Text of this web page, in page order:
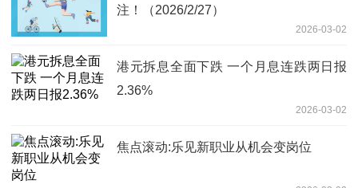
注！（2026/2/27）
2026-03-02
港元拆息全面下跌 一个月息连跌两日报
2.36%
2026-03-02
焦点滚动:乐见新职业从机会变岗位